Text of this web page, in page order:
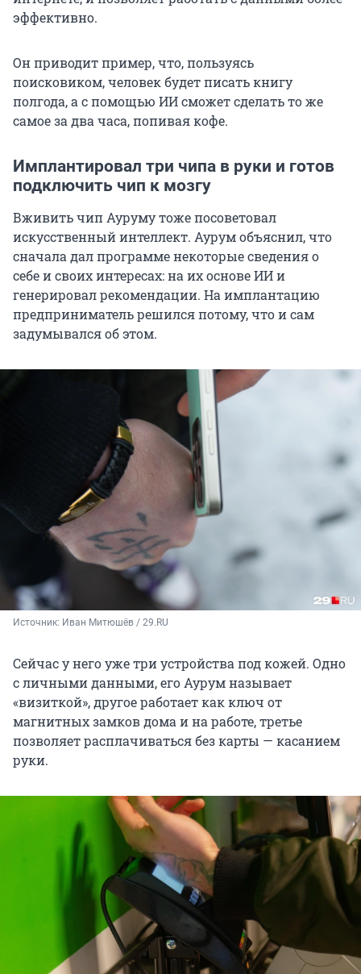
эффективно.
Он приводит пример, что, пользуясь
поисковиком, человек будет писать книгу
полгода, а с помощью ИИ сможет сделать то же
самое за два часа, попивая кофе.
Имплантировал три чипа в руки и готов
подключить чип к мозгу
Вживить чип Ауруму тоже посоветовал
искусственный интеллект. Аурум объяснил, что
сначала дал программе некоторые сведения о
себе и своих интересах: на их основе ИИ и
генерировал рекомендации. На имплантацию
предприниматель решился потому, что и сам
задумывался об этом.
Источник: Иван Митюшёв / 29.RU
Сейчас у него уже три устройства под кожей. Одно
с личными данными, его Аурум называет
«визиткой», другое работает как ключ от
магнитных замков дома и на работе, третье
позволяет расплачиваться без карты — касанием
руки.